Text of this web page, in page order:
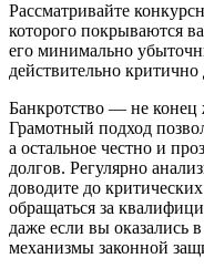
Рассматривайте
которого покрываются
его минимально
действительно
Банкротство — не конец
Грамотный подход
а остальное честно и
долгов. Регулярно
доводите до
обращаться за
даже если вы оказались
механизмы законной